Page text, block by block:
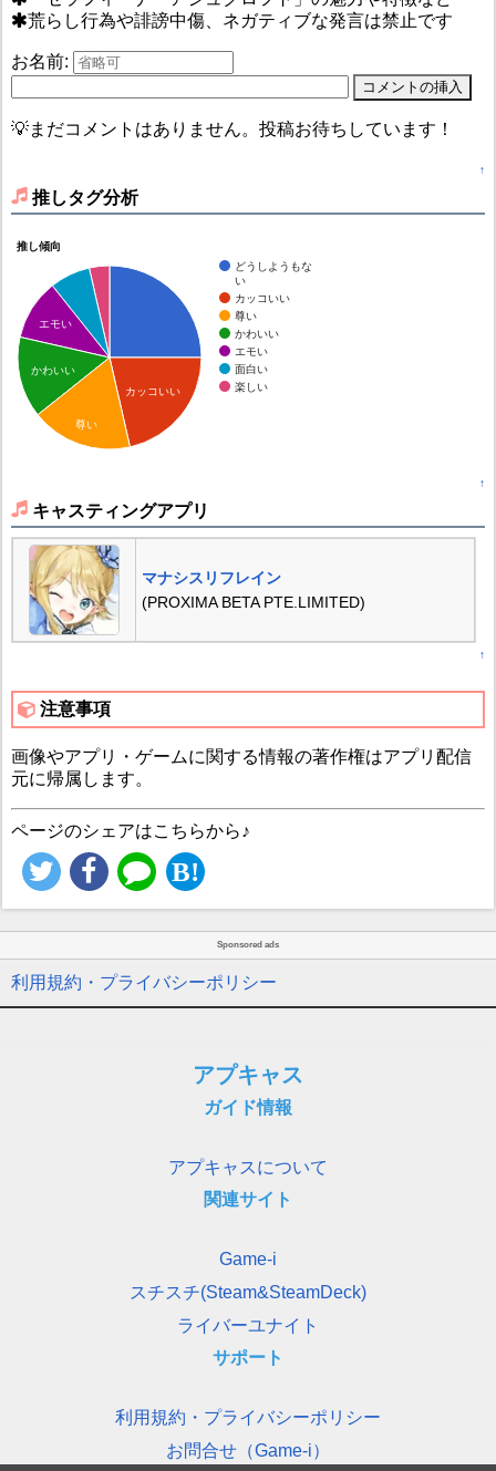
荒らし行為や誹謗中傷、ネガティブな発言は禁止です
お名前:
💡まだコメントはありません。投稿お待ちしています！
↑
推しタグ分析
推し傾向
どうしようもな
い
カッコいい
尊い
かわいい
エモい
面白い
楽しい
カッコいい
エモい
かわいい
尊い
↑
キャスティングアプリ
マナシスリフレイン
(PROXIMA BETA PTE.LIMITED)
↑
注意事項
画像やアプリ・ゲームに関する情報の著作権はアプリ配信
元に帰属します。
ページのシェアはこちらから♪
Sponsored ads
利用規約・プライバシーポリシー
アプキャス
ガイド情報
アプキャスについて
関連サイト
Game-i
スチスチ(Steam&SteamDeck)
ライバーユナイト
サポート
利用規約・プライバシーポリシー
お問合せ（Game-i）